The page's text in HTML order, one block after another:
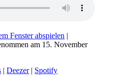
Fenster abspielen |
am 15. November
|Deezer| Spotify